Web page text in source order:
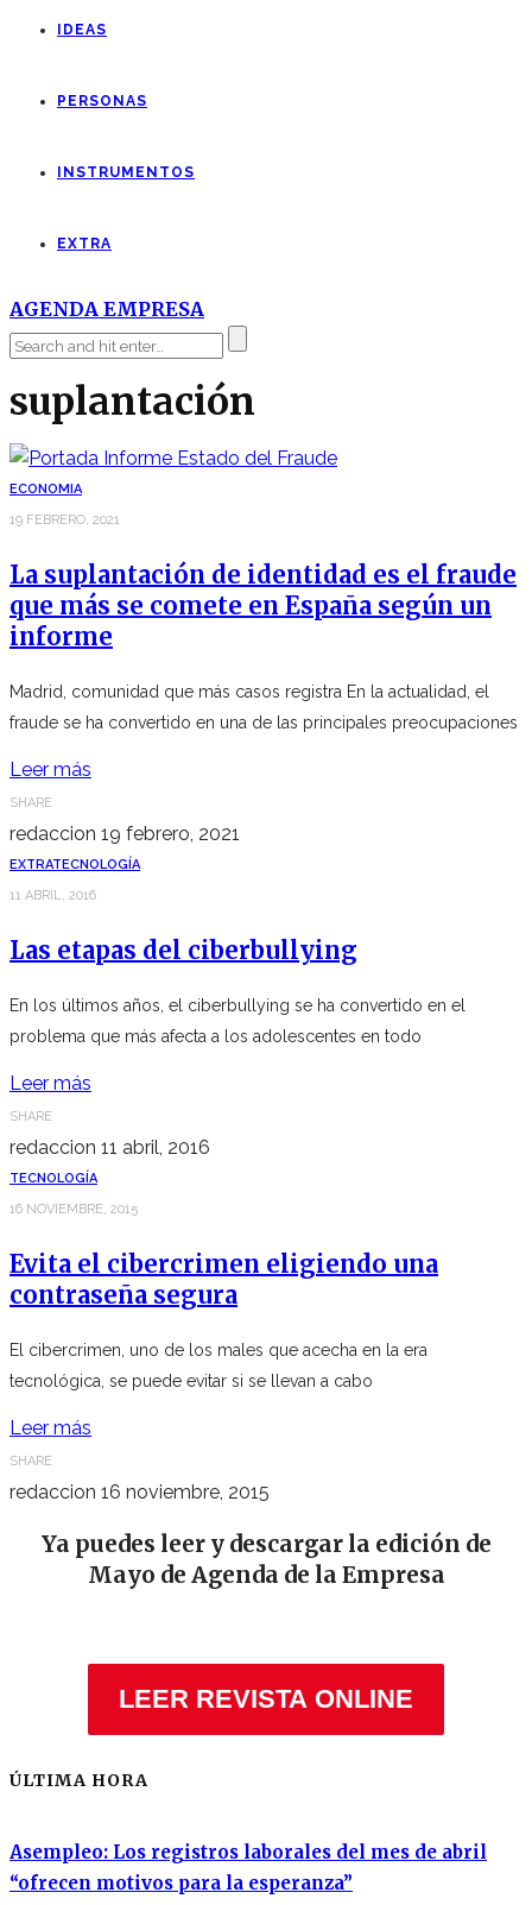
IDEAS
PERSONAS
INSTRUMENTOS
EXTRA
AGENDA EMPRESA
suplantación
ECONOMIA
19 FEBRERO, 2021
La suplantación de identidad es el fraude
que más se comete en España según un
informe
Madrid, comunidad que más casos registra En la actualidad, el
fraude se ha convertido en una de las principales preocupaciones
Leer más
SHARE
redaccion 19 febrero, 2021
EXTRATECNOLOGÍA
11 ABRIL, 2016
Las etapas del ciberbullying
En los últimos años, el ciberbullying se ha convertido en el
problema que más afecta a los adolescentes en todo
Leer más
SHARE
redaccion 11 abril, 2016
TECNOLOGÍA
16 NOVIEMBRE, 2015
Evita el cibercrimen eligiendo una
contraseña segura
El cibercrimen, uno de los males que acecha en la era
tecnológica, se puede evitar si se llevan a cabo
Leer más
SHARE
redaccion 16 noviembre, 2015
Ya puedes leer y descargar la edición de
Mayo de Agenda de la Empresa
LEER REVISTA ONLINE
ÚLTIMA HORA
Asempleo: Los registros laborales del mes de abril
“ofrecen motivos para la esperanza”